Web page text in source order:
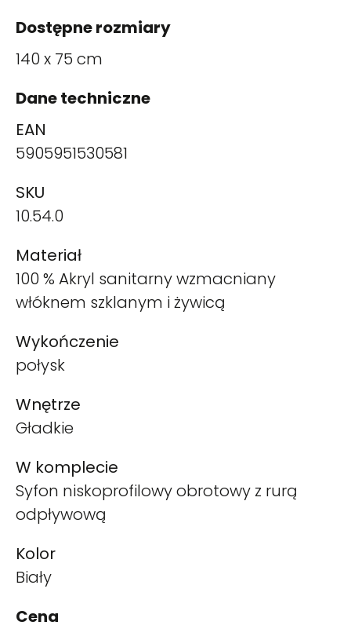
Dostępne rozmiary
140 x 75 cm
Dane techniczne
EAN
5905951530581
SKU
10.54.0
Materiał
100 % Akryl sanitarny wzmacniany
włóknem szklanym i żywicą
Wykończenie
połysk
Wnętrze
Gładkie
W komplecie
Syfon niskoprofilowy obrotowy z rurą
odpływową
Kolor
Biały
Cena